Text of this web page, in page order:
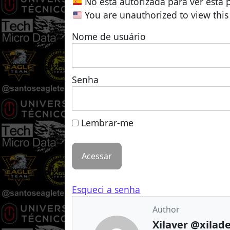
You are unauthorized to view
Nome de usuário
Senha
Lembrar-me
Esqueci a senha
Author
Xilaver